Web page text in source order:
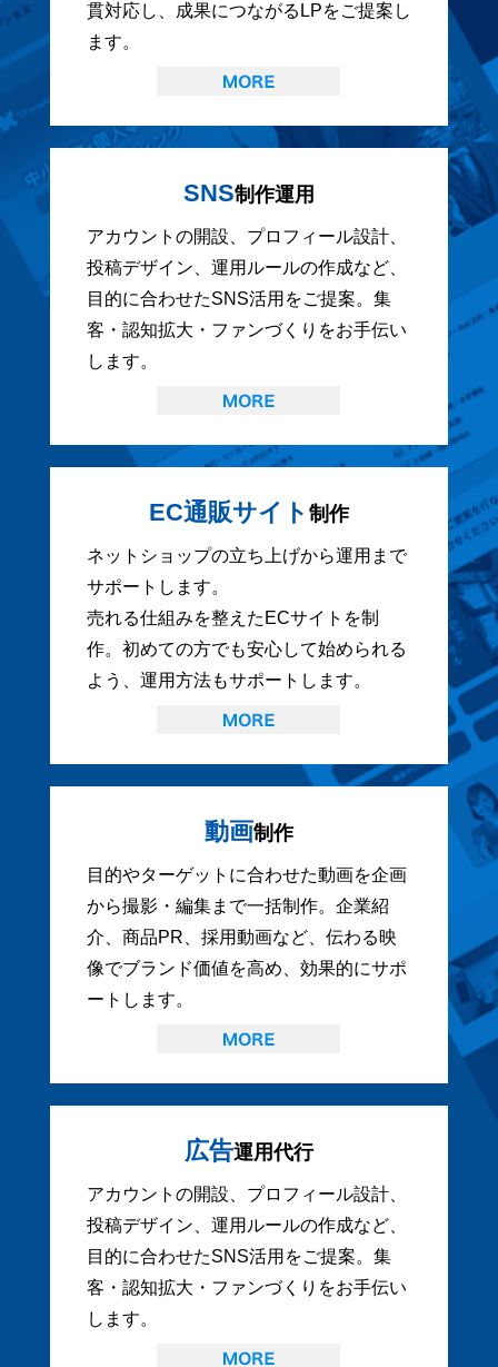
貫対応し、成果につながるLPをご提案し
ます。
SNS制作運用
アカウントの開設、プロフィール設計、
投稿デザイン、運用ルールの作成など、
目的に合わせたSNS活用をご提案。集
客・認知拡大・ファンづくりをお手伝い
します。
EC通販サイト 制作
ネットショップの立ち上げから運用まで
サポートします。
売れる仕組みを整えたECサイトを制
作。初めての方でも安心して始められる
よう、運用方法もサポートします。
動画制作
目的やターゲットに合わせた動画を企画
から撮影・編集まで一括制作。企業紹
介、商品PR、採用動画など、伝わる映
像でブランド価値を高め、効果的にサポ
ートします。
広告運用代行
アカウントの開設、プロフィール設計、
投稿デザイン、運用ルールの作成など、
目的に合わせたSNS活用をご提案。集
客・認知拡大・ファンづくりをお手伝い
します。